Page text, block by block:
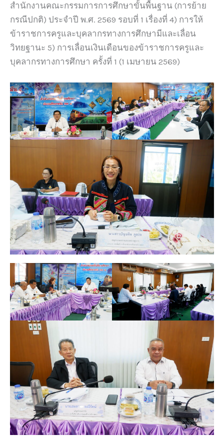
สำนักงานคณะกรรมการการศึกษาขั้นพื้นฐาน (การย้าย
กรณีปกติ) ประจำปี พ.ศ. 2569 รอบที่ 1 เรื่องที่ 4) การให้
ข้าราชการครูและบุคลากรทางการศึกษามีและเลื่อน
วิทยฐานะ 5) การเลื่อนเงินเดือนของข้าราชการครูและ
บุคลากรทางการศึกษา ครั้งที่ 1 (1 เมษายน 2569)